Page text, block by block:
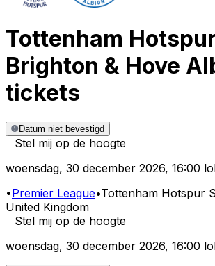
Tottenham
Brighton & Hove
tickets
Datum niet bevestigd
Stel mij op de hoogte
woensdag, 30 december 2026, 16:00
•Premier League•Tottenham Hotspur
United Kingdom
Stel mij op de hoogte
woensdag, 30 december 2026, 16:00